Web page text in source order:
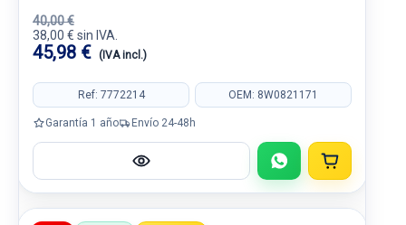
40,00 €
38,00 € sin IVA.
45,98 € (IVA incl.)
Ref: 7772214 OEM: 8W0821171
Garantía 1 año Envío 24-48h